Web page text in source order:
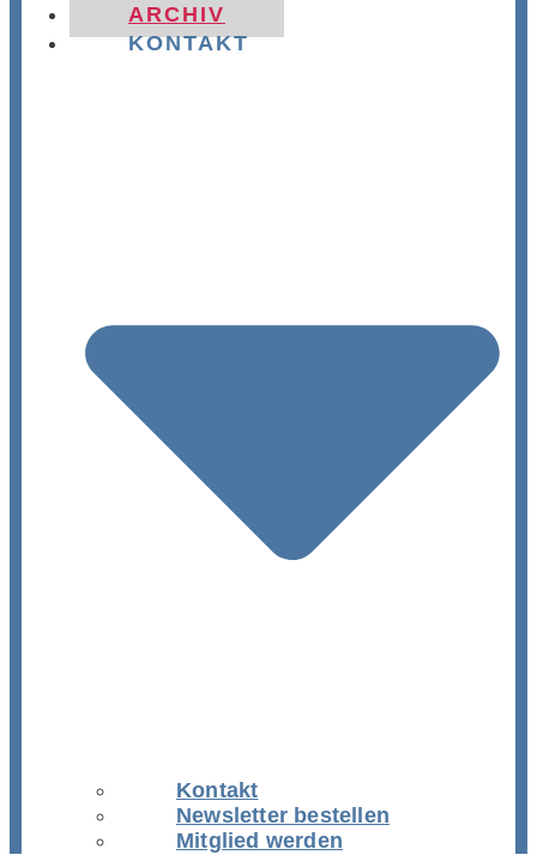
ARCHIV
KONTAKT
Kontakt
Newsletter bestellen
Mitglied werden